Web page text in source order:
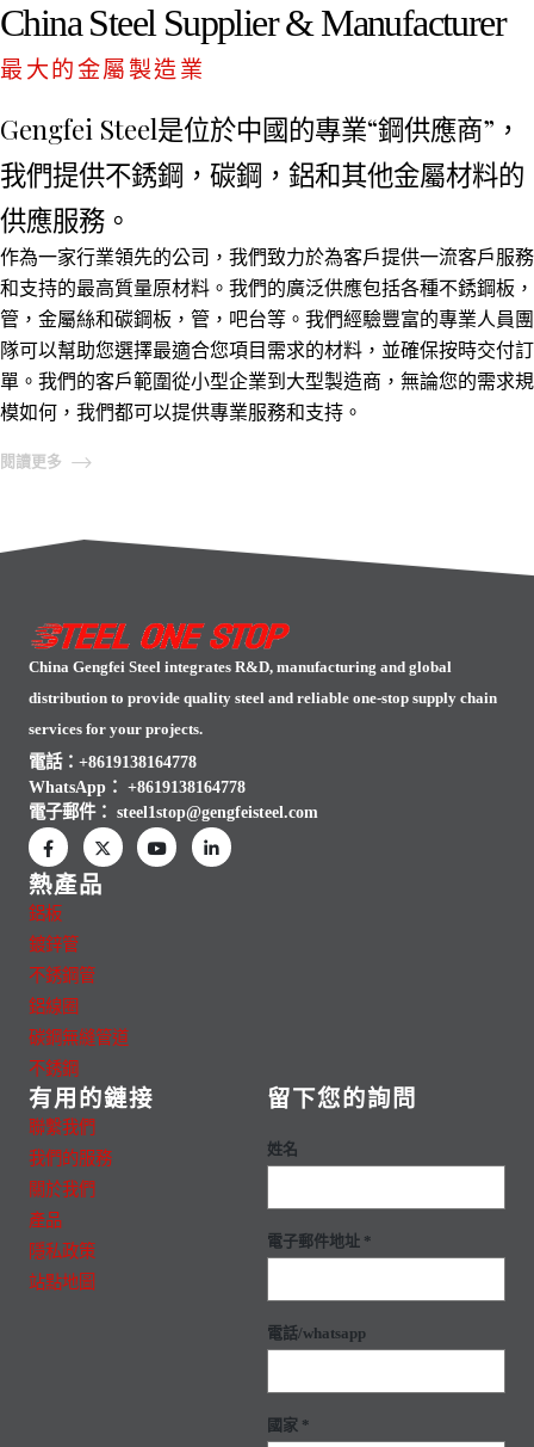
China Steel Supplier & Manufacturer
最大的金屬製造業
Gengfei Steel是位於中國的專業“鋼供應商”，
我們提供不銹鋼，碳鋼，鋁和其他金屬材料的
供應服務。
作為一家行業領先的公司，我們致力於為客戶提供一流客戶服務
和支持的最高質量原材料。我們的廣泛供應包括各種不銹鋼板，
管，金屬絲和碳鋼板，管，吧台等。我們經驗豐富的專業人員團
隊可以幫助您選擇最適合您項目需求的材料，並確保按時交付訂
單。我們的客戶範圍從小型企業到大型製造商，無論您的需求規
模如何，我們都可以提供專業服務和支持。
閱讀更多
China Gengfei Steel integrates R&D, manufacturing and global
distribution to provide quality steel and reliable one-stop supply chain
services for your projects.
電話：+8619138164778
WhatsApp： +8619138164778
電子郵件： steel1stop@gengfeisteel.com
熱產品
鋁板
鍍鋅管
不銹鋼管
鋁線圈
碳鋼無縫管道
不銹鋼
有用的鏈接
聯繫我們
我們的服務
關於我們
產品
隱私政策
站點地圖
留下您的詢問
姓名
電子郵件地址 *
電話/whatsapp
國家 *